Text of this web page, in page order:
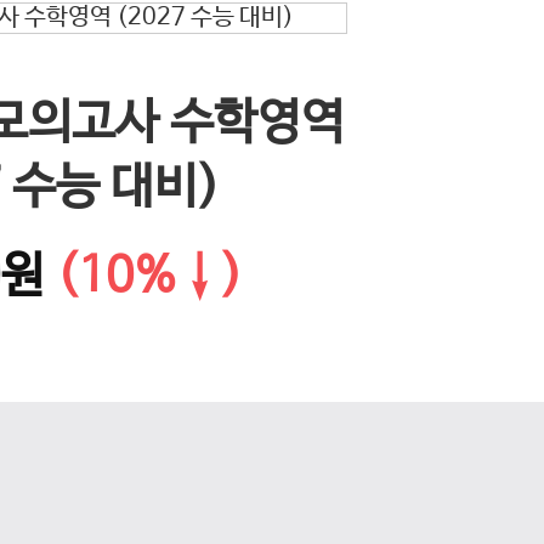
의고사 수학영역
능 대비)
(10%↓)